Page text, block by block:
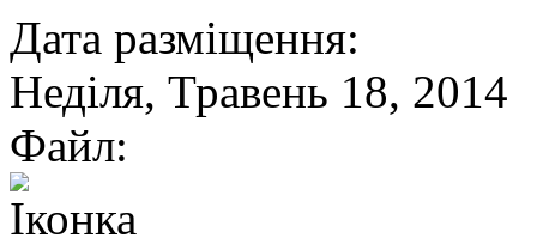
Дата разміщення:
Неділя, Травень 18, 2014
Файл: